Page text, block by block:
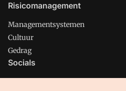
Risicomanagement
Managementsystemen
Cultuur
Gedrag
Socials